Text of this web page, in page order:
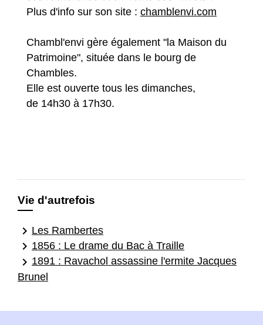
Plus d'info sur son site : chamblenvi.com
Chambl'envi gère également "la Maison du
Patrimoine", située dans le bourg de
Chambles.
Elle est ouverte tous les dimanches,
de 14h30 à 17h30.
Vie d'autrefois
keyboard_arrow_right Les Rambertes
keyboard_arrow_right 1856 : Le drame du Bac à Traille
keyboard_arrow_right 1891 : Ravachol assassine l'ermite Jacques
Brunel